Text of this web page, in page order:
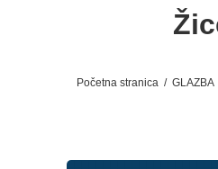
Početna stranica / GLAZBA